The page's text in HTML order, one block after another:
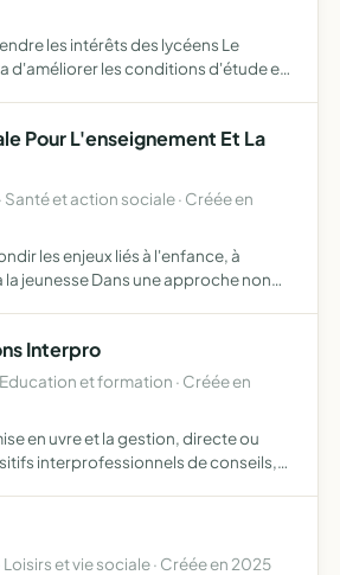
les intérêts des lycéens Le
d'améliorer les conditions d'étude et
Pour L'enseignement Et La
Santé et action sociale · Créée en
les enjeux liés à l'enfance, à
jeunesse Dans une approche non
Interpro
Education et formation · Créée en
en uvre et la gestion, directe ou
interprofessionnels de conseils,
Loisirs et vie sociale · Créée en 2025